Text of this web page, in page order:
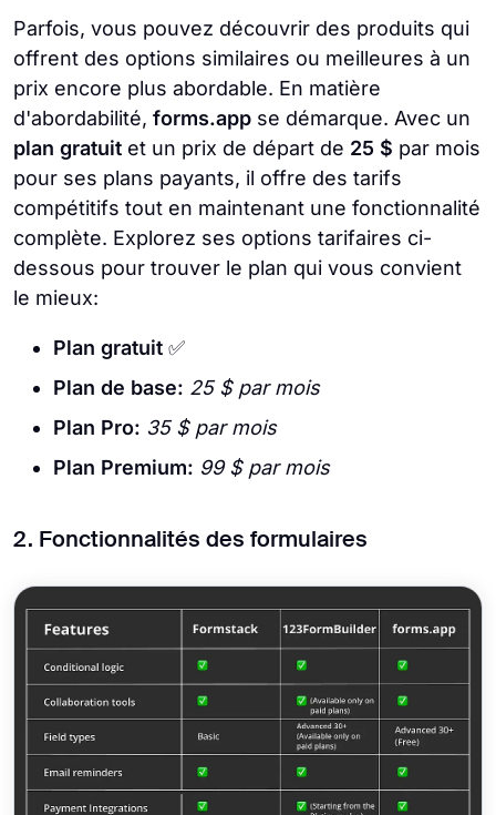
Parfois, vous pouvez découvrir des produits qui
offrent des options similaires ou meilleures à un
prix encore plus abordable. En matière
d'abordabilité, forms.app se démarque. Avec un
plan gratuit et un prix de départ de 25 $ par mois
pour ses plans payants, il offre des tarifs
compétitifs tout en maintenant une fonctionnalité
complète. Explorez ses options tarifaires ci-
dessous pour trouver le plan qui vous convient
le mieux:
Plan gratuit ✅
Plan de base: 25 $ par mois
Plan Pro: 35 $ par mois
Plan Premium: 99 $ par mois
2. Fonctionnalités des formulaires